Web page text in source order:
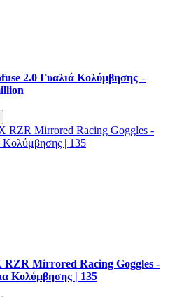
2.0 Γυαλιά Κολύμβησης –
Mirrored Racing Goggles -
Κολύμβησης | 135